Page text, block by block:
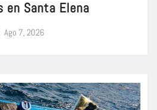
en Santa Elena
Ago 7, 2026